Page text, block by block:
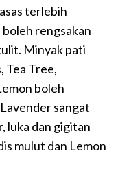
terlebih
rengsakan
Minyak pati
Tea Tree,
boleh
sangat
luka dan gigitan
mulut dan Lemon